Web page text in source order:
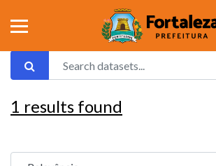
1 results found